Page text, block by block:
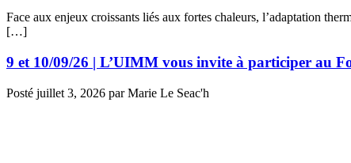
Face aux enjeux croissants liés aux fortes chaleurs, l’adaptation
[…]
9 et 10/09/26 | L’UIMM vous invite à participer au
Posté juillet 3, 2026 par Marie Le Seac'h